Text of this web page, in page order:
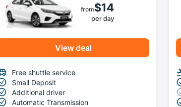
from$14
per day
View deal
Free shuttle service
Small Deposit
Additional driver
Automatic Transmission